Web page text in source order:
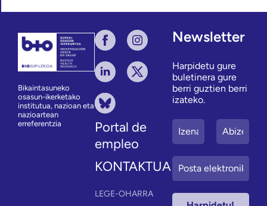
Bikaintasuneko
osasun-ikerketako
institutua, nazioan eta
nazioartean
erreferentzia
Portal de
empleo
KONTAKTUA
LEGE-OHARRA
Newsletter
Harpidetu gure
buletinera gure
berri guztien berri
izateko.